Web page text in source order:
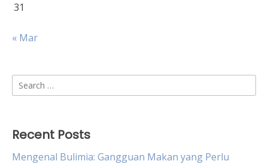
31
« Mar
Search
for:
Recent Posts
Mengenal Bulimia: Gangguan Makan yang Perlu